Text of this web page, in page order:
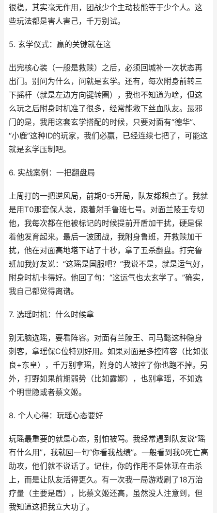
很稳，其实毫无作用，团战少个主动技能等于少个人。这
些玩法都是害人害己，千万别试。
5. 玄学仪式：赢的关键就在这
出完核心装（一般是救赎）之后，必须回城补一次状态再
出门。别问为什么，问就是玄学。还有，每次附身前转三
下摇杆（就是左边方向键转圈），我也不知道为啥，但这
么玩之后附身时机准了很多，经常能救下丝血队友。最邪
门的是，我用这套玄学搭配的时候，只要对面有“德华”、
“小鹿”这种ID的玩家，我们必赢，已经连续七把了，可能这
就是玄学压制吧。
6. 实战案例：一把翻盘局
上周打的一把逆风局，前期0-5开局，队友都想点了。我就
是用T0那套保人装，跟着射手鲁班七号。对面兰陵王专切
他，我每次都在他被标记的时候提前开盾加干扰，硬是保
着他发育起来。最后一波团战，我附身鲁班，开救赎加干
扰，他在对面高地塔下站了十秒，拿了五杀翻盘。打完鲁
班加我好友说：“这瑶是国服吧？”我说不是，就是运气好，
附身时机卡得好。他回了句：“这运气也太玄学了。”确实，
我自己都觉得离谱。
7. 选瑶时机：什么时候拿
别无脑选瑶，要看阵容。对面有兰陵王、司马懿这种隐身
刺客，拿瑶保C位特别好用。如果对面是多控阵容（比如张
良+东皇），千万别拿瑶，附身的人被控了你也跑不掉。另
外，打野如果前期弱势（比如露娜），也别拿瑶，不如选
个明世隐或者蔡文姬。
8. 个人心得：玩瑶心态要好
玩瑶最重要的就是心态，别怕被骂。我经常遇到队友说“瑶
有什么用”，我就回一句“你看我战绩”。一般看到我0死亡高
助攻，他们就不说话了。记住，你的作用不是体现在击杀
上，而是让队友活得更久。有一次我一局游戏刷了18万治
疗量（主要是盾），比蔡文姬还高，虽然没人注意到，但
我知道这把我立大功了。